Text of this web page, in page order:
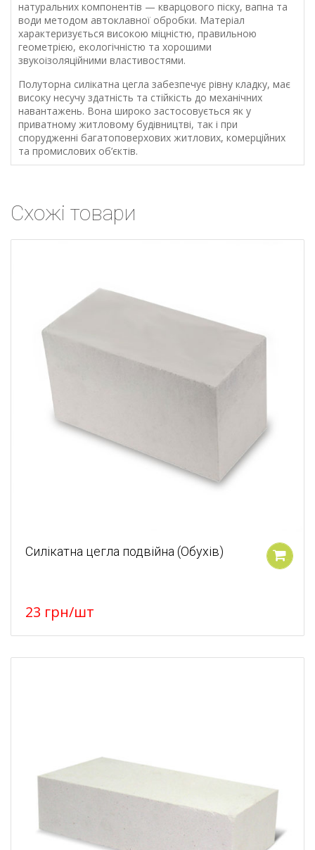
натуральних компонентів — кварцового піску, вапна та
води методом автоклавної обробки. Матеріал
характеризується високою міцністю, правильною
геометрією, екологічністю та хорошими
звукоізоляційними властивостями.
Полуторна силікатна цегла забезпечує рівну кладку, має
високу несучу здатність та стійкість до механічних
навантажень. Вона широко застосовується як у
приватному житловому будівництві, так і при
спорудженні багатоповерхових житлових, комерційних
та промислових об’єктів.
Схожі товари
Силікатна цегла подвійна (Обухів)
23 грн/шт